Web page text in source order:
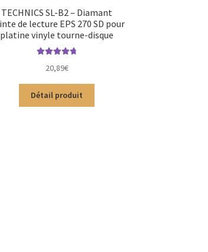
TECHNICS SL-B2 – Diamant
de lecture EPS 270 SD pour
platine vinyle tourne-disque
5
20,89€
Détail produit